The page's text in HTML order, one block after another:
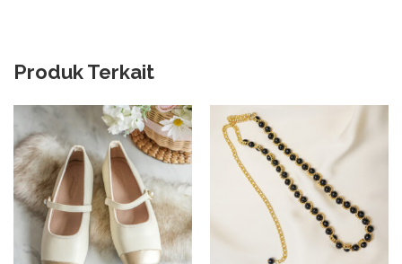
Produk Terkait